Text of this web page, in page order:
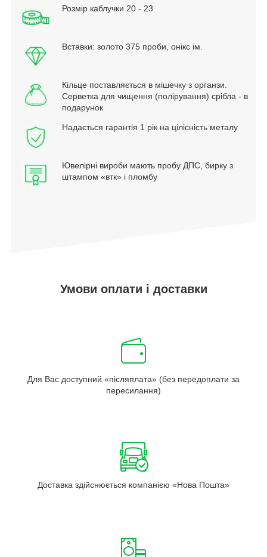
Розмір каблучки 20 - 23
Вставки: золото 375 проби, онікс ім.
Кільце поставляється в мішечку з органзи.
Серветка для чищення (полірування) срібла - в
подарунок
Надається гарантія 1 рік на цілісність металу
Ювелірні вироби мають пробу ДПС, бирку з
штампом «втк» і пломбу
Умови оплати і доставки
Для Вас доступний «післяплата» (без передоплати за
пересилання)
Доставка здійснюється компанією «Нова Пошта»